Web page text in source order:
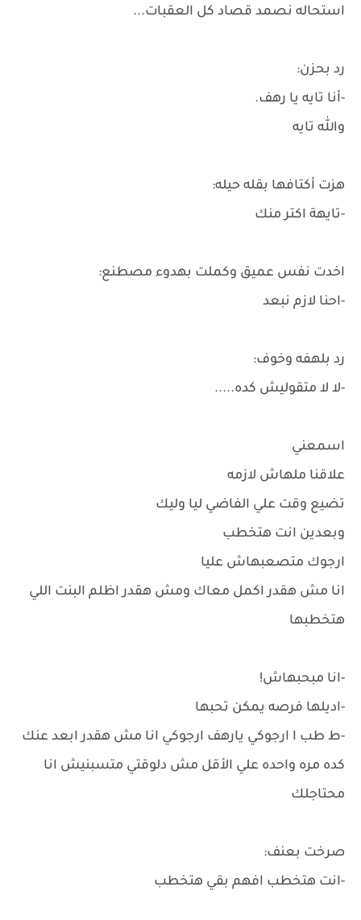
استحاله نصمد قصاد كل العقبات...
رد بحزن:
-أنا تايه يا رهف.
والله تايه
هزت أكتافها بقله حيله:
-تايهة اكتر منك
اخدت نفس عميق وكملت بهدوء مصطنع:
-احنا لازم نبعد
رد بلهفه وخوف:
-لا لا متقوليش كده.....
اسمعني
علاقنا ملهاش لازمه
تضيع وقت علي الفاضي ليا وليك
وبعدين انت هتخطب
ارجوك متصعبهاش عليا
انا مش هقدر اكمل معاك ومش هقدر اظلم البنت اللي
هتخطبها
-انا مبحبهاش!
-اديلها فرصه يمكن تحبها
-ط طب ا ارجوكي يارهف ارجوكي انا مش هقدر ابعد عنك
كده مره واحده علي الأقل مش دلوقتي متسبنيش انا
محتاجلك
صرخت بعنف:
-انت هتخطب افهم بقي هتخطب